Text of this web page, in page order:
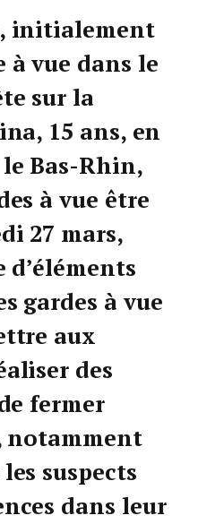
initialement
à vue dans le
sur la
15 ans, en
Bas-Rhin,
à vue être
27 mars,
d’éléments
gardes à vue
aux
des
fermer
notamment
suspects
dans leur